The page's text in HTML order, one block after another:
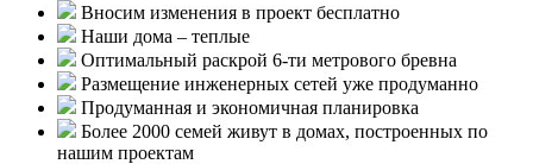
Вносим изменения в проект бесплатно
Наши дома – теплые
Оптимальный раскрой 6-ти метрового бревна
Размещение инженерных сетей уже продуманно
Продуманная и экономичная планировка
Более 2000 семей живут в домах, построенных по
нашим проектам